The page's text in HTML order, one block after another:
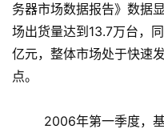
务器市场数据报告》数据
场出货量达到13.7万台，
亿元，整体市场处于快速
点。
2006年第一季度，基